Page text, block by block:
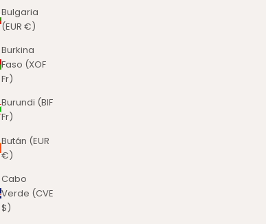
Bulgaria
(EUR €)
Burkina
Faso (XOF
Fr)
Burundi (BIF
Fr)
Bután (EUR
€)
Cabo
Verde (CVE
$)